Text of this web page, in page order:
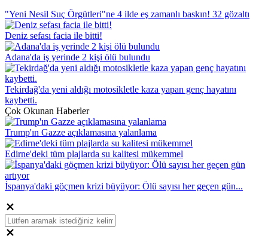
"Yeni Nesil Suç Örgütleri"ne 4 ilde eş zamanlı baskın! 32 gözaltı
Deniz sefası facia ile bitti!
Adana'da iş yerinde 2 kişi ölü bulundu
Tekirdağ'da yeni aldığı motosikletle kaza yapan genç hayatını
kaybetti.
Çok Okunan Haberler
Trump'ın Gazze açıklamasına yalanlama
Edirne'deki tüm plajlarda su kalitesi mükemmel
İspanya'daki göçmen krizi büyüyor: Ölü sayısı her geçen gün...